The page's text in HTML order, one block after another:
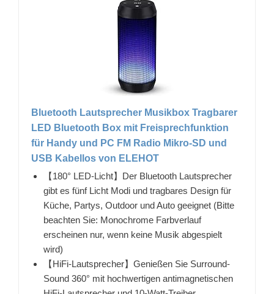
Bluetooth Lautsprecher Musikbox Tragbarer
LED Bluetooth Box mit Freisprechfunktion
für Handy und PC FM Radio Mikro-SD und
USB Kabellos von ELEHOT
【180° LED-Licht】Der Bluetooth Lautsprecher
gibt es fünf Licht Modi und tragbares Design für
Küche, Partys, Outdoor und Auto geeignet (Bitte
beachten Sie: Monochrome Farbverlauf
erscheinen nur, wenn keine Musik abgespielt
wird)
【HiFi-Lautsprecher】Genießen Sie Surround-
Sound 360° mit hochwertigen antimagnetischen